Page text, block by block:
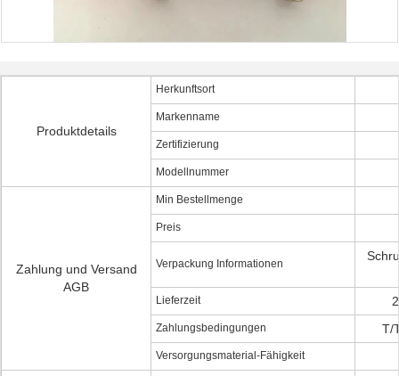
Produktdetails
Herkunftsort
Markenname
Zertifizierung
Modellnummer
Zahlung und Versand
AGB
Min Bestellmenge
Preis
Verpackung Informationen
Lieferzeit
Zahlungsbedingungen T/
Versorgungsmaterial-Fähigkeit